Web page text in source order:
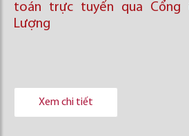
toán trực tuyến qua Cổng
Lượng
Xem chi tiết